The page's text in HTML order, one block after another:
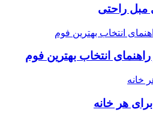
مبل راحتی
انتخاب بهترین فوم
هر خانه